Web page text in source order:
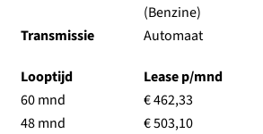
(Benzine)
Transmissie
Automaat
Looptijd
60 mnd
48 mnd
Lease p/mnd
€ 462,33
€ 503,10